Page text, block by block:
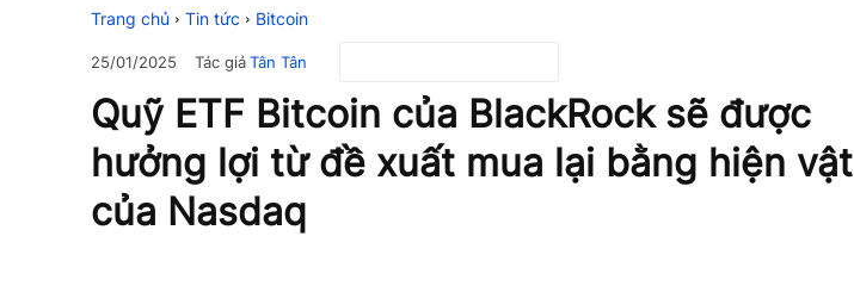
Trang chủ Tin tức Bitcoin
25/01/2025 Tác giảTân Tân
Quỹ ETF Bitcoin của BlackRock sẽ được
hưởng lợi từ đề xuất mua lại bằng hiện vật
của Nasdaq